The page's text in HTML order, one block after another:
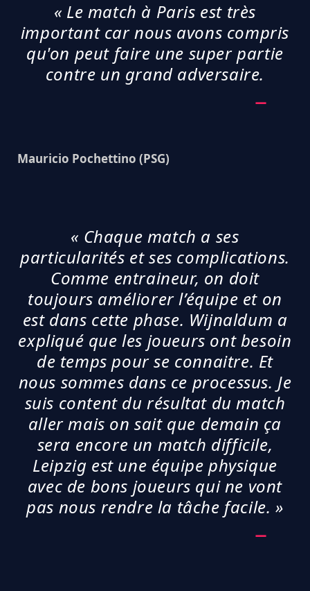
« Le match à Paris est très
important car nous avons compris
qu'on peut faire une super partie
contre un grand adversaire.
Mauricio Pochettino (PSG)
« Chaque match a ses
particularités et ses complications.
Comme entraineur, on doit
toujours améliorer l’équipe et on
est dans cette phase. Wijnaldum a
expliqué que les joueurs ont besoin
de temps pour se connaitre. Et
nous sommes dans ce processus. Je
suis content du résultat du match
aller mais on sait que demain ça
sera encore un match difficile,
Leipzig est une équipe physique
avec de bons joueurs qui ne vont
pas nous rendre la tâche facile. »